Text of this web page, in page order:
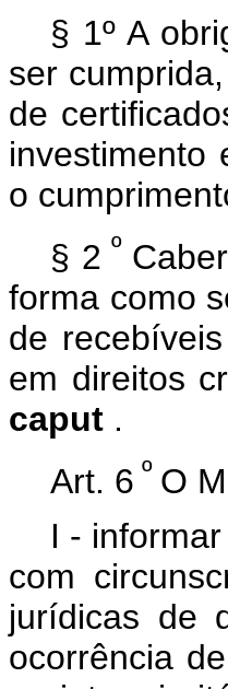
§ 1º A
ser
de
investimento
o
§ 2 º
forma como
de
em direitos
caput .
Art. 6 º O
I -
com
jurídicas de
ocorrência